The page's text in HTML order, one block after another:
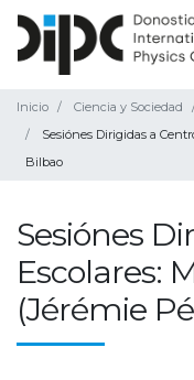
Inicio Ciencia y Sociedad
Sesiónes Dirigidas a
Bilbao
Sesiónes
Escolares:
(Jérémie